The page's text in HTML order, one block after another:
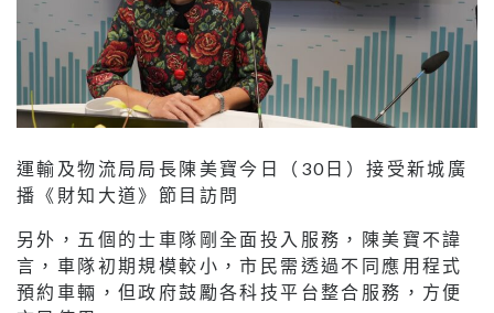
運輸及物流局局長陳美寶今日（30日）接受新城廣
播《財知大道》節目訪問
另外，五個的士車隊剛全面投入服務，陳美寶不諱
言，車隊初期規模較小，市民需透過不同應用程式
預約車輛，但政府鼓勵各科技平台整合服務，方便